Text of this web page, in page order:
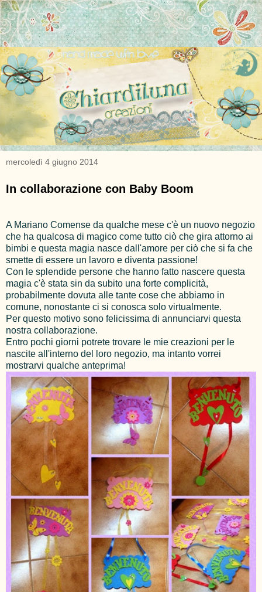
mercoledì 4 giugno 2014
In collaborazione con Baby Boom
A Mariano Comense da qualche mese c'è un nuovo negozio
che ha qualcosa di magico come tutto ciò che gira attorno ai
bimbi e questa magia nasce dall'amore per ciò che si fa che
smette di essere un lavoro e diventa passione!
Con le splendide persone che hanno fatto nascere questa
magia c'è stata sin da subito una forte complicità,
probabilmente dovuta alle tante cose che abbiamo in
comune, nonostante ci si conosca solo virtualmente.
Per questo motivo sono felicissima di annunciarvi questa
nostra collaborazione.
Entro pochi giorni potrete trovare le mie creazioni per le
nascite all'interno del loro negozio, ma intanto vorrei
mostrarvi qualche anteprima!